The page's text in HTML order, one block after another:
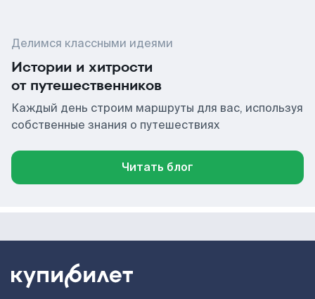
Делимся классными идеями
Истории и хитрости
от путешественников
Каждый день строим маршруты для вас, используя
собственные знания о путешествиях
Читать блог